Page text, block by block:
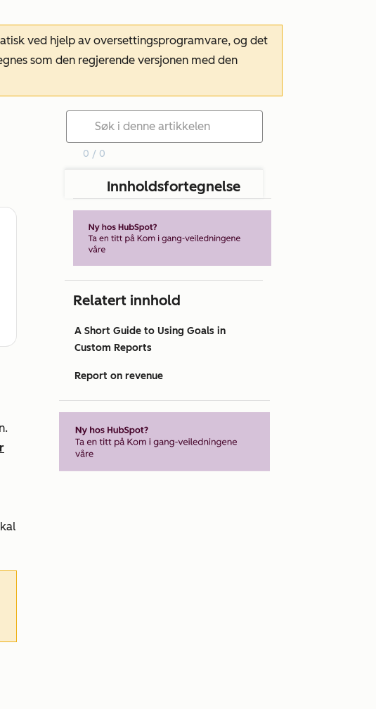
ved hjelp av oversettingsprogramvare, og det
som den regjerende versjonen med den
0 / 0
Innholdsfortegnelse
Relatert innhold
A Short Guide to Using Goals in
Custom Reports
Report on revenue